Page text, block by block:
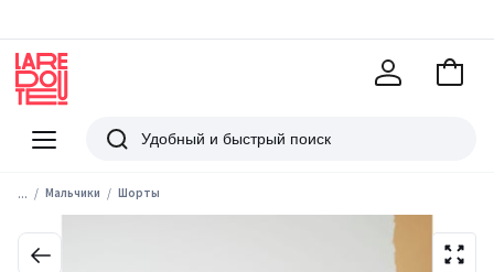
Меню
Redoute
Поиск
В
... Мальчики Шорты